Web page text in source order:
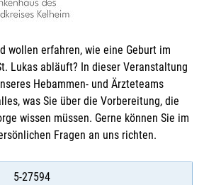
wollen erfahren, wie eine Geburt im
Lukas abläuft? In dieser Veranstaltung
Hebammen- und Ärzteteams
was Sie über die Vorbereitung, die
wissen müssen. Gerne können Sie im
Fragen an uns richten.
5-27594